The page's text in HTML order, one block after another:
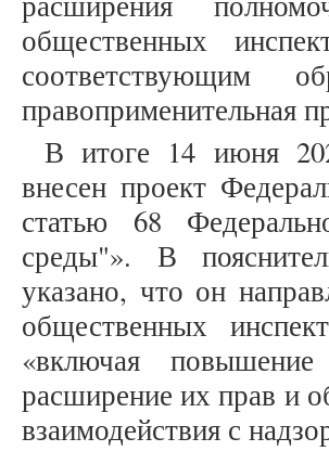
общественных
соответствующим
правоприменительная
В итоге 14 июня
внесен проект
статью 68
среды"». В
указано, что он
общественных
«включая повышение
расширение их прав и
взаимодействия с